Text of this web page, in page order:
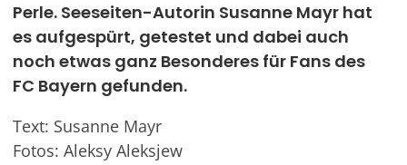
ABO
Werben
Perle. Seeseiten-Autorin Susanne Mayr hat
es aufgespürt, getestet und dabei auch
noch etwas ganz Besonderes für Fans des
FC Bayern gefunden.
Text: Susanne Mayr
Fotos: Aleksy Aleksjew